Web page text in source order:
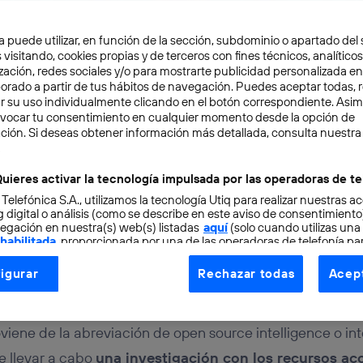
8 min
Inteligence: qué
de la abreviación de open source intelligence o
llevar a cabo una investigación con los recursos
puede utilizar, en función de la sección, subdominio o apartado del
visitando, cookies propias y de terceros con fines técnicos,
redes sociales y/o para mostrarte publicidad personalizada
a partir de tus hábitos de navegación. Puedes aceptar todas,
su uso individualmente clicando en el botón correspondiente.
tu consentimiento en cualquier momento desde la opción de
Si deseas obtener información más detallada, consulta nuestra
activar la tecnología impulsada por las operadoras de
S.A., utilizamos la tecnología Utiq para realizar nuestras
digital o análisis (como se describe en este aviso de
en nuestra(s) web(s) listadas aquí(solo cuando utilizas una
, proporcionada por una de las operadoras de telefonía
consentimiento en cada página web).
Utiq está diseñada con la privacidad como prioridad
tu dirección IP y otra información de la cuenta de cliente de
a la conexión que utilizas (p. ej., número de teléfono móvil).
Rechazar todas